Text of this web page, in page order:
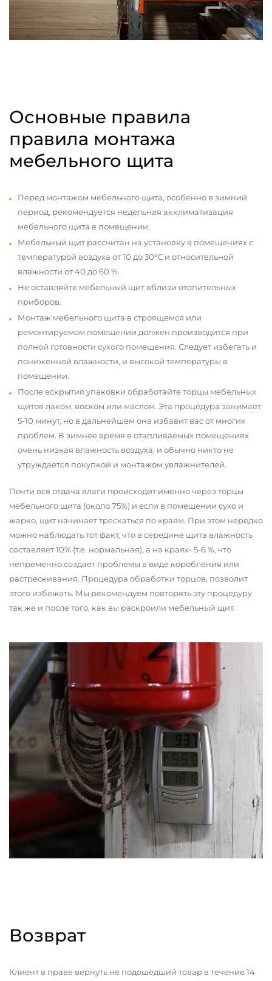
Основные правила
правила монтажа
мебельного щита
Перед монтажом мебельного щита, особенно в зимний
период, рекомендуется недельная акклиматизация
мебельного щита в помещении.
Мебельный щит рассчитан на установку в помещениях с
температурой воздуха от 10 до 30°С и относительной
влажности от 40 до 60 %.
Не оставляйте мебельный щит вблизи отопительных
приборов.
Монтаж мебельного щита в строящемся или
ремонтируемом помещении должен производится при
полной готовности сухого помещения. Следует избегать и
пониженной влажности, и высокой температуры в
помещении.
После вскрытия упаковки обработайте торцы мебельных
щитов лаком, воском или маслом. Эта процедура занимает
5-10 минут, но в дальнейшем она избавит вас от многих
проблем. В зимнее время в отапливаемых помещениях
очень низкая влажность воздуха, и обычно никто не
утруждается покупкой и монтажом увлажнителей.
Почти вся отдача влаги происходит именно через торцы
мебельного щита (около 75%) и если в помещении сухо и
жарко, щит начинает трескаться по краям. При этом нередко
можно наблюдать тот факт, что в середине щита влажность
составляет 10% (т.е. нормальная), а на краях- 5-6 %, что
непременно создает проблемы в виде коробления или
растрескивания. Процедура обработки торцов, позволит
этого избежать. Мы рекомендуем повторять эту процедуру
так же и после того, как вы раскроили мебельный щит.
Возврат
Клиент в праве вернуть не подошедший товар в течение 14